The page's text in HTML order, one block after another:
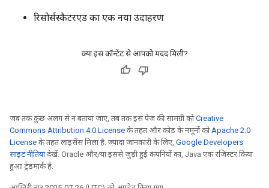
रिसोर्सस्कैटरएड का एक नया उदाहरण
क्या इस कॉन्टेंट से आपको मदद मिली?
जब तक कुछ अलग से न बताया जाए, तब तक इस पेज की सामग्री कोCreative
Commons Attribution 4.0 License के तहत और कोड के नमूनों कोApache 2.0
License के तहत लाइसेंस मिला है. ज़्यादा जानकारी के लिए, Google Developers
साइट नीतियांदेखें. Oracle और/या इससे जुड़ी हुई कंपनियों का, Java एक रजिस्टर किया
हुआ ट्रेडमार्क है.